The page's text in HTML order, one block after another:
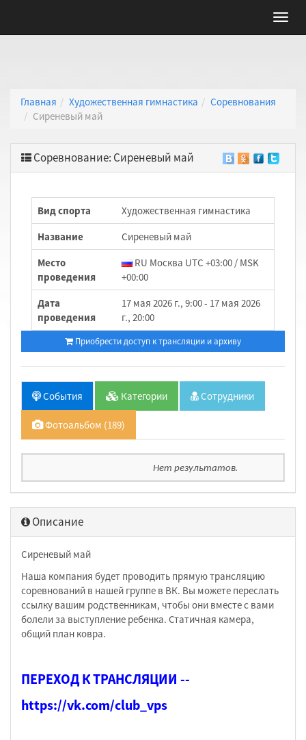
Главная Художественная гимнастика
Соревнования
Сиреневый май
Соревнование: Сиреневый май
Вид спорта
Художественная гимнастика
Название
Сиреневый май
Место
проведения
RU Москва UTC +03:00 / MSK
+00:00
Дата
проведения
17 мая 2026 г., 9:00 - 17 мая 2026
г., 20:00
Приобрести доступ к трансляции и архиву
События Категории Сотрудники
Фотоальбом (189)
Нет результатов.
Описание
Сиреневый май
Наша компания будет проводить прямую трансляцию
соревнований в нашей группе в ВК. Вы можете переслать
ссылку вашим родственникам, чтобы они вместе с вами
болели за выступление ребенка. Статичная камера,
общий план ковра.
ПЕРЕХОД К ТРАНСЛЯЦИИ --
https://vk.com/club_vps